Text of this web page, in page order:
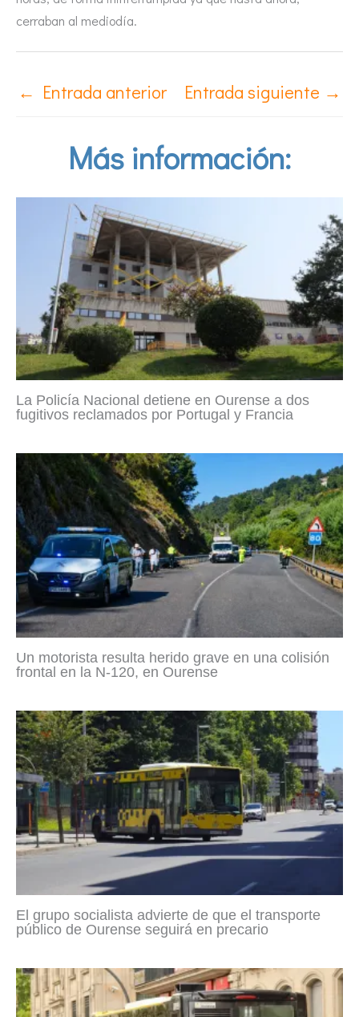
cerraban al mediodía.
← Entrada anterior Entrada siguiente →
Más información:
La Policía Nacional detiene en Ourense a dos
fugitivos reclamados por Portugal y Francia
Un motorista resulta herido grave en una colisión
frontal en la N-120, en Ourense
El grupo socialista advierte de que el transporte
público de Ourense seguirá en precario